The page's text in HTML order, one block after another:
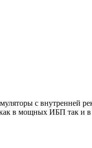
с внутренней
в мощных ИБП так и в